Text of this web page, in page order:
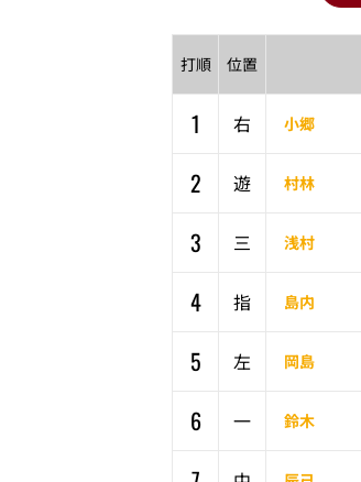
打順 位置
1 右 小郷
2
遊 村林
3
三 浅村
4
指 島内
5
左 岡島
6
一 鈴木